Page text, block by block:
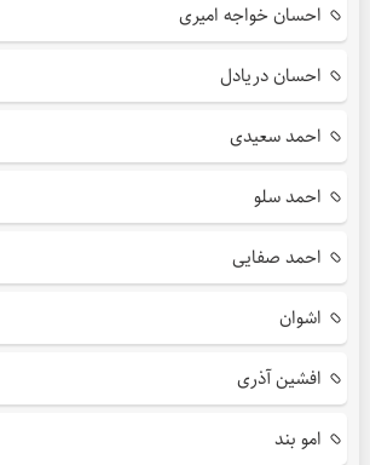
احسان خواجه امیری
احسان دریادل
احمد سعیدی
احمد سلو
احمد صفایی
اشوان
افشین آذری
امو بند